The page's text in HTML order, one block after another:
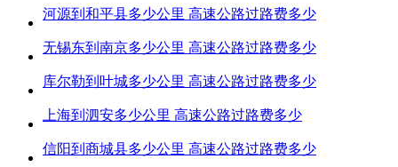
河源到和平县多少公里 高速公路过路费多少
无锡东到南京多少公里 高速公路过路费多少
库尔勒到叶城多少公里 高速公路过路费多少
上海到泗安多少公里 高速公路过路费多少
信阳到商城县多少公里 高速公路过路费多少